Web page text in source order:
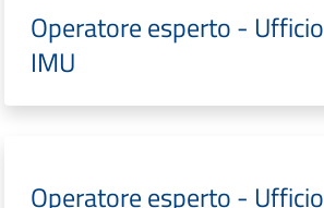
Operatore esperto - Ufficio
IMU
Operatore esperto - Ufficio